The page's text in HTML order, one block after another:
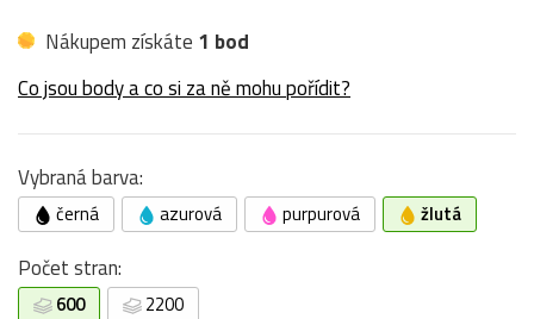
Nákupem získáte 1 bod
Co jsou body a co si za ně mohu pořídit?
Vybraná barva:
černá azurová purpurová žlutá
Počet stran:
600 2200